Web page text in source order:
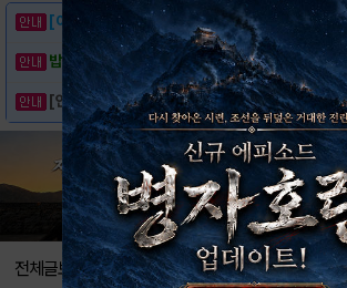
[이벤트] 웃음으로 매일매일 해피! 유머 게시..
밥알이의 헝앱통신 ⑲ “밥알이, 드디어 멀티를..
[안내] 헝그리앱 필수 상식! 밥알 획득 안내..
전체글보기